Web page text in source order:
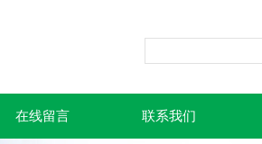
在线留言 联系我们